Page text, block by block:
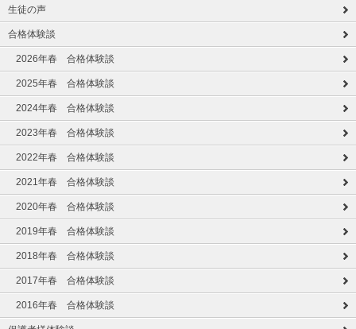
生徒の声
合格体験談
2026年春 合格体験談
2025年春 合格体験談
2024年春 合格体験談
2023年春 合格体験談
2022年春 合格体験談
2021年春 合格体験談
2020年春 合格体験談
2019年春 合格体験談
2018年春 合格体験談
2017年春 合格体験談
2016年春 合格体験談